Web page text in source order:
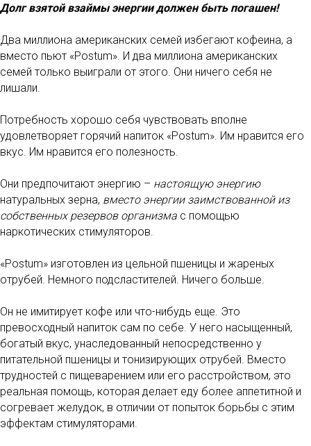
Долг взятой взаймы энергии должен быть погашен!
Два миллиона американских семей избегают кофеина, а
вместо пьют «Postum». И два миллиона американских
семей только выиграли от этого. Они ничего себя не
лишали.
Потребность хорошо себя чувствовать вполне
удовлетворяет горячий напиток «Postum». Им нравится его
вкус. Им нравится его полезность.
Они предпочитают энергию – настоящую энергию
натуральных зерна, вместо энергии заимствованной из
собственных резервов организма с помощью
наркотических стимуляторов.
«Postum» изготовлен из цельной пшеницы и жареных
отрубей. Немного подсластителей. Ничего больше.
Он не имитирует кофе или что-нибудь еще. Это
превосходный напиток сам по себе. У него насыщенный,
богатый вкус, унаследованный непосредственно у
питательной пшеницы и тонизирующих отрубей. Вместо
трудностей с пищеварением или его расстройством, это
реальная помощь, которая делает еду более аппетитной и
согревает желудок, в отличии от попыток борьбы с этим
эффектам стимуляторами.